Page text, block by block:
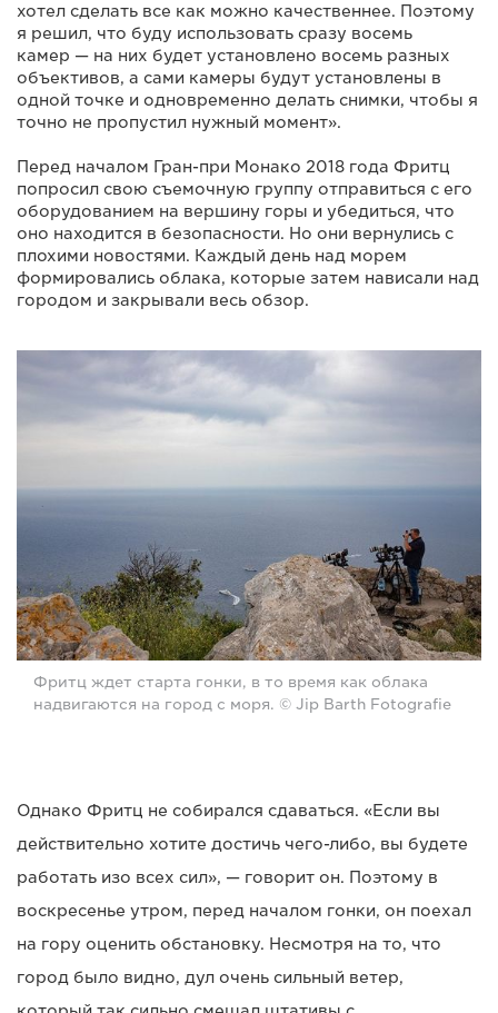
хотел сделать все как можно качественнее. Поэтому
я решил, что буду использовать сразу восемь
камер — на них будет установлено восемь разных
объективов, а сами камеры будут установлены в
одной точке и одновременно делать снимки, чтобы я
точно не пропустил нужный момент».
Перед началом Гран-при Монако 2018 года Фритц
попросил свою съемочную группу отправиться с его
оборудованием на вершину горы и убедиться, что
оно находится в безопасности. Но они вернулись с
плохими новостями. Каждый день над морем
формировались облака, которые затем нависали над
городом и закрывали весь обзор.
Фритц ждет старта гонки, в то время как облака
надвигаются на город с моря. © Jip Barth Fotografie
Однако Фритц не собирался сдаваться. «Если вы
действительно хотите достичь чего-либо, вы будете
работать изо всех сил», — говорит он. Поэтому в
воскресенье утром, перед началом гонки, он поехал
на гору оценить обстановку. Несмотря на то, что
город было видно, дул очень сильный ветер,